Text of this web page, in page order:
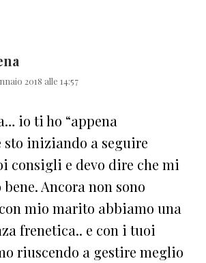
2018 alle 14:57
io ti ho “appena
sto iniziando a seguire
consigli e devo dire che mi
Ancora non sono
mio marito abbiamo una
frenetica.. e con i tuoi
riuscendo a gestire meglio